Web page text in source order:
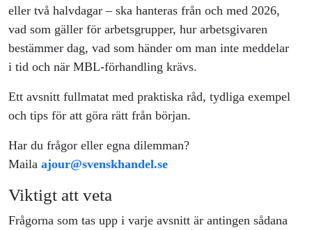
eller två halvdagar – ska hanteras från och med 2026,
vad som gäller för arbetsgrupper, hur arbetsgivaren
bestämmer dag, vad som händer om man inte meddelar
i tid och när MBL-förhandling krävs.
Ett avsnitt fullmatat med praktiska råd, tydliga exempel
och tips för att göra rätt från början.
Har du frågor eller egna dilemman?
Maila ajour@svenskhandel.se
Viktigt att veta
Frågorna som tas upp i varje avsnitt är antingen sådana